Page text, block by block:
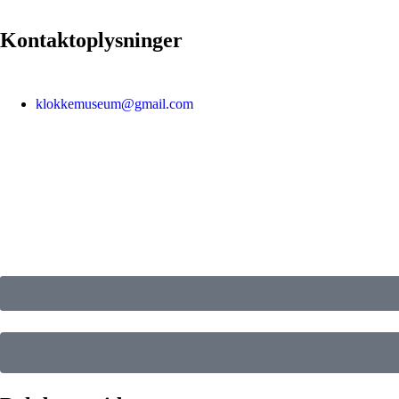
Kontaktoplysninger
klokkemuseum@gmail.com